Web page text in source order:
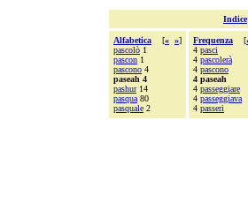
Indice
Alfabetica [« »]
pascolò 1
pascon 1
pascono 4
paseah 4
pashur14
pasqua 80
pasquale 2
Frequenza [
4 pasci
4 pascolerà
4 pascono
4 paseah
4 passeggiare
4 passeggiava
4 passeri